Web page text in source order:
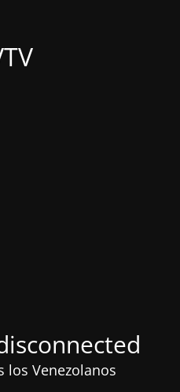
los Venezolanos